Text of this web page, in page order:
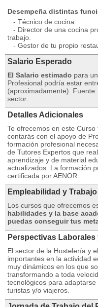
Desempeña distintas
- Técnico de cocina.
- Director de una cocina
trabajo.
- Gestor de tu propio
Salario Esperado
El Salario estimado para
Profesional podría estar
(aproximadamente).
sector.
Detalles Adicionales
Te ofrecemos en este
contarás con el apoyo de
formación profesional
de Tutores Expertos que
aprendizaje y de material
actualizados. La formación
certificada por AENOR.
Empleabilidad y Trabajo
Los cursos que ofrecemos
habilidades y la base
puedas conseguir tus
Perspectivas
El sector de la Hostelería y
importantes en la actividad
muy dinámicos en los que
transformando a toda
tecnológicos para
turistas y/o viajeros.